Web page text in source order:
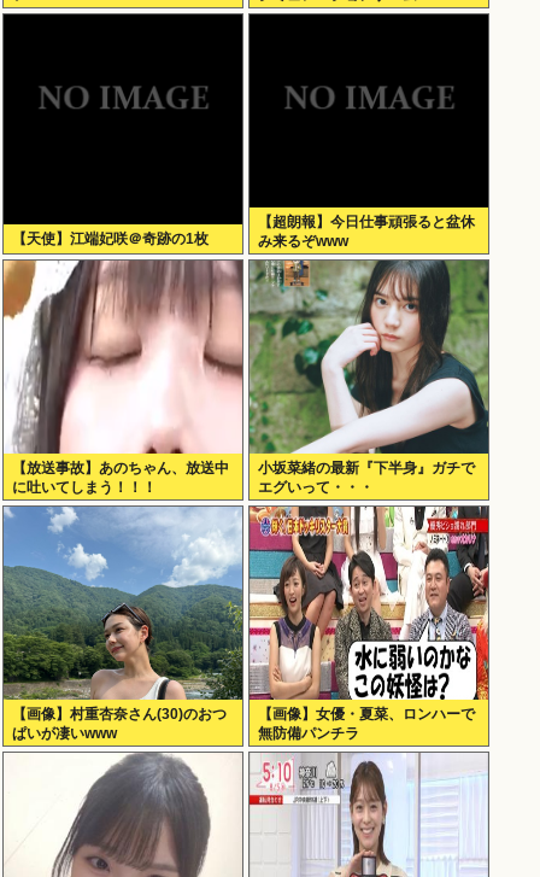
Scratch Simulator」がSteamで
【天使】江端妃咲＠奇跡の1枚
【超朗報】今日仕事頑張ると盆休
み来るぞwww
【放送事故】あのちゃん、放送中
に吐いてしまう！！！
小坂菜緒の最新『下半身』ガチで
エグいって・・・
【画像】村重杏奈さん(30)のおつ
ぱいが凄いwww
【画像】女優・夏菜、ロンハーで
無防備パンチラ